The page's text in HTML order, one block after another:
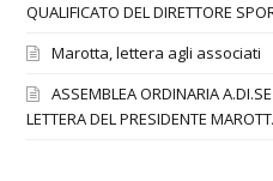
QUALIFICATO DEL DIRETTORE
Marotta, lettera agli associati
ASSEMBLEA ORDINARIA
LETTERA DEL PRESIDENTE